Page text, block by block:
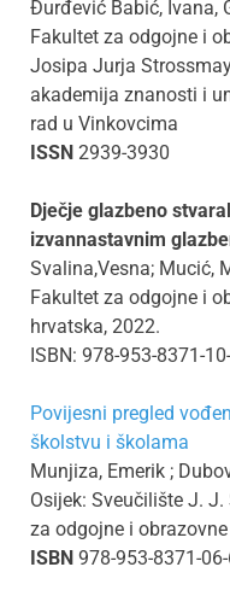
Đurđević Babić, Ivana,
Fakultet za odgojne i
Josipa Jurja
akademija znanosti i
rad u Vinkovcima
ISSN 2939-3930
Dječje glazbeno
izvannastavnim
Svalina,Vesna; Mucić,
Fakultet za odgojne i
hrvatska, 2022.
ISBN: 978-953-8371-
Povijesni pregled
školstvu i školama
Munjiza, Emerik ;
Osijek: Sveučilište J.
za odgojne i
ISBN 978-953-8371-